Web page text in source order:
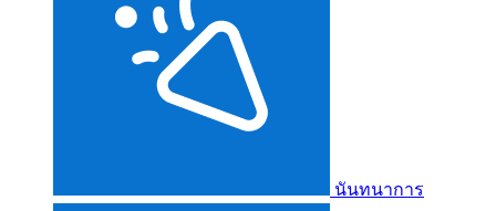
นันทนาการ